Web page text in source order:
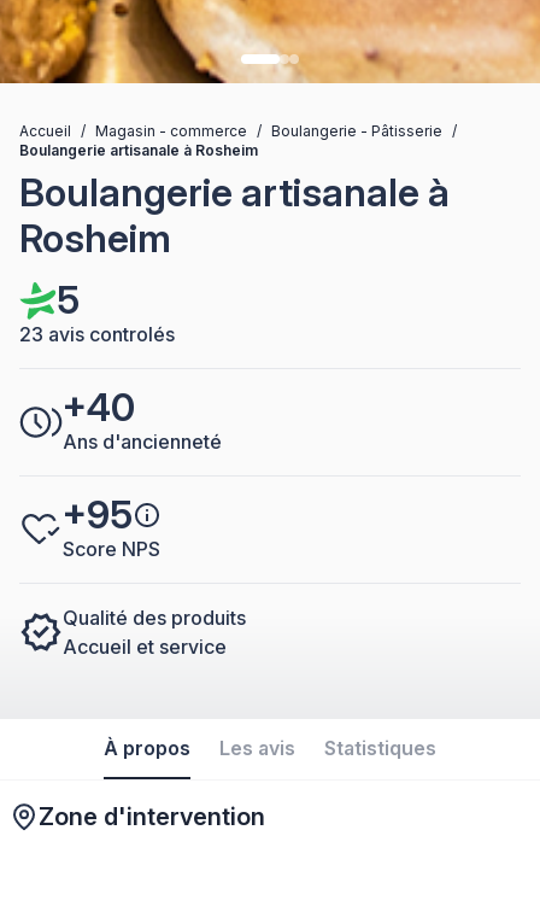
Accueil / Magasin - commerce / Boulangerie - Pâtisserie /
Boulangerie artisanale à Rosheim
Boulangerie artisanale à
Rosheim
5
23 avis controlés
+40
Ans d'ancienneté
+95
Score NPS
Qualité des produits
Accueil et service
À propos Les avis Statistiques
Zone d'intervention